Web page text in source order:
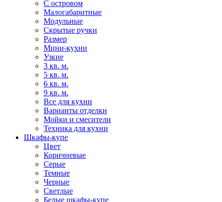
С островом
Малогабаритные
Модульные
Скрытые ручки
Размер
Мини-кухни
Узкие
3 кв. м.
5 кв. м.
6 кв. м.
9 кв. м.
Все для кухни
Варианты отделки
Мойки и смесители
Техника для кухни
Шкафы-купе
Цвет
Коричневые
Серые
Темные
Черные
Светлые
Белые шкафы-купе